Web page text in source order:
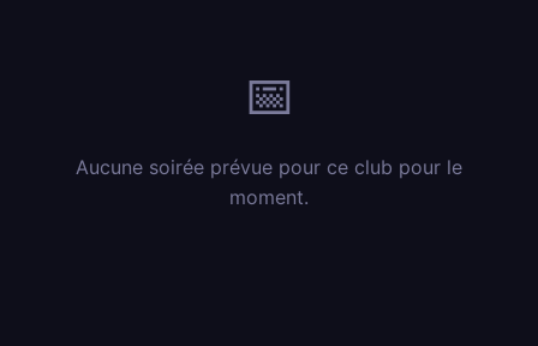
📅
Aucune soirée prévue pour ce club pour le
moment.